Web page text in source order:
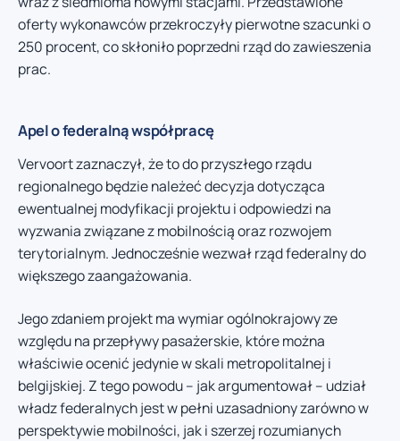
oferty wykonawców przekroczyły pierwotne szacunki o
250 procent, co skłoniło poprzedni rząd do zawieszenia
prac.
Apel o federalną współpracę
Vervoort zaznaczył, że to do przyszłego rządu
regionalnego będzie należeć decyzja dotycząca
ewentualnej modyfikacji projektu i odpowiedzi na
wyzwania związane z mobilnością oraz rozwojem
terytorialnym. Jednocześnie wezwał rząd federalny do
większego zaangażowania.
Jego zdaniem projekt ma wymiar ogólnokrajowy ze
względu na przepływy pasażerskie, które można
właściwie ocenić jedynie w skali metropolitalnej i
belgijskiej. Z tego powodu – jak argumentował – udział
władz federalnych jest w pełni uzasadniony zarówno w
perspektywie mobilności, jak i szerzej rozumianych